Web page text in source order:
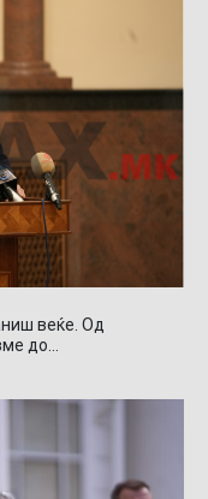
веќе. Од
до…